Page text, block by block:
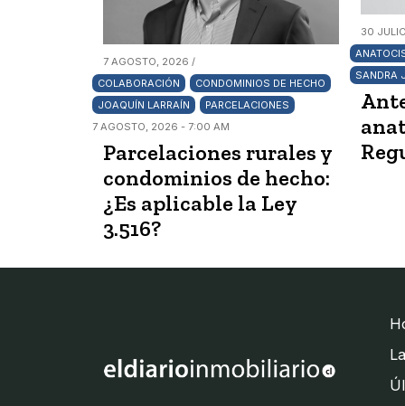
7 AGOSTO, 2026 /
COLABORACIÓN
CONDOMINIOS DE HECHO
JOAQUÍN LARRAÍN
PARCELACIONES
7 AGOSTO, 2026 - 7:00 AM
Parcelaciones rurales y
condominios de hecho:
¿Es aplicable la Ley
3.516?
30
SANDRA